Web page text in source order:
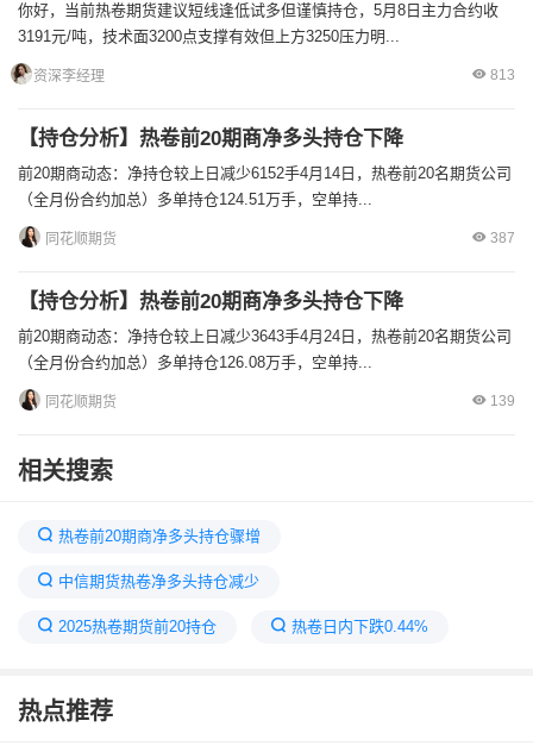
你好，当前热卷期货建议短线逢低试多但谨慎持仓，5月8日主力合约收
3191元/吨，技术面3200点支撑有效但上方3250压力明...
资深李经理 813
【持仓分析】热卷前20期商净多头持仓下降
前20期商动态：净持仓较上日减少6152手4月14日，热卷前20名期货公司
（全月份合约加总）多单持仓124.51万手，空单持...
同花顺期货 387
【持仓分析】热卷前20期商净多头持仓下降
前20期商动态：净持仓较上日减少3643手4月24日，热卷前20名期货公司
（全月份合约加总）多单持仓126.08万手，空单持...
同花顺期货 139
相关搜索
热卷前20期商净多头持仓骤增
中信期货热卷净多头持仓减少
2025热卷期货前20持仓 热卷日内下跌0.44%
热卷期货或将震荡偏强
热点推荐